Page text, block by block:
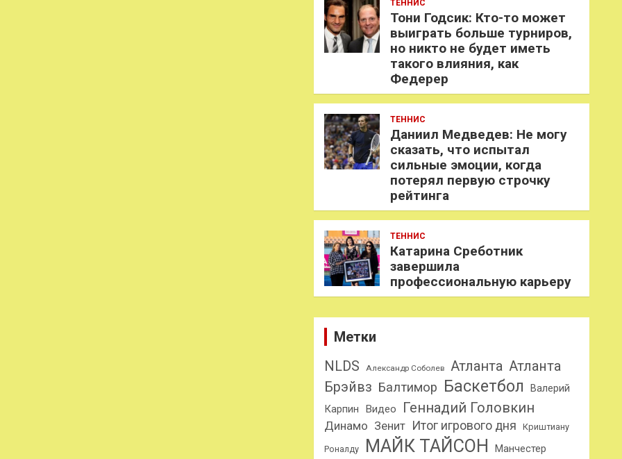
ТЕННИС
Тони Годсик: Кто-то может
выиграть больше турниров,
но никто не будет иметь
такого влияния, как
Федерер
ТЕННИС
Даниил Медведев: Не могу
сказать, что испытал
сильные эмоции, когда
потерял первую строчку
рейтинга
ТЕННИС
Катарина Среботник
завершила
профессиональную карьеру
Метки
NLDS
Александр Соболев Атланта Атланта
Брэйвз Балтимор Баскетбол
Валерий
Карпин
Видео Геннадий Головкин
Динамо Зенит Итог игрового дня Криштиану
Роналду МАЙК ТАЙСОН
Манчестер